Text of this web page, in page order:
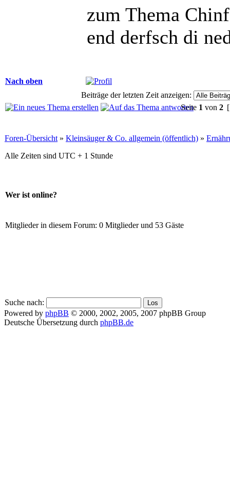
zum Thema
end derfsch di
Nach oben
Beiträge der letzten Zeit anzeigen:
Seite 1 von 2
Foren-Übersicht » Kleinsäuger & Co. allgemein (öffentlich) »
Alle Zeiten sind UTC + 1 Stunde
Wer ist online?
Mitglieder in diesem Forum: 0 Mitglieder und 53 Gäste
Suche nach:
Powered by phpBB © 2000, 2002, 2005, 2007 phpBB Group
Deutsche Übersetzung durch phpBB.de